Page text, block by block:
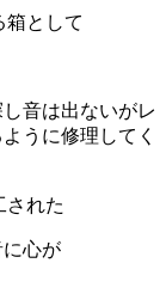
箱として
音は出ないがレ
うに修理してく
された
心が